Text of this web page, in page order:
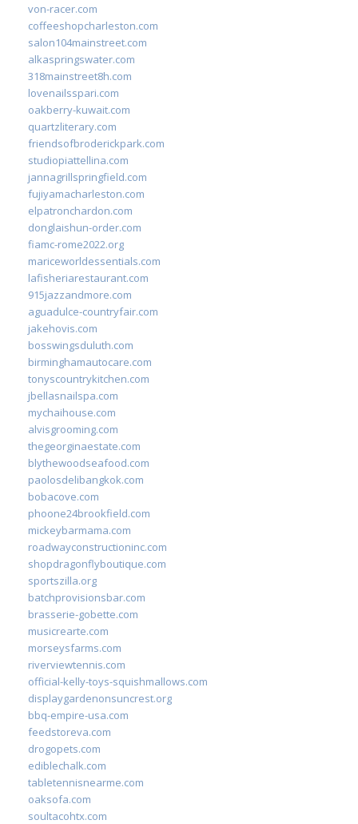
von-racer.com
coffeeshopcharleston.com
salon104mainstreet.com
alkaspringswater.com
318mainstreet8h.com
lovenailsspari.com
oakberry-kuwait.com
quartzliterary.com
friendsofbroderickpark.com
studiopiattellina.com
jannagrillspringfield.com
fujiyamacharleston.com
elpatronchardon.com
donglaishun-order.com
fiamc-rome2022.org
mariceworldessentials.com
lafisheriarestaurant.com
915jazzandmore.com
aguadulce-countryfair.com
jakehovis.com
bosswingsduluth.com
birminghamautocare.com
tonyscountrykitchen.com
jbellasnailspa.com
mychaihouse.com
alvisgrooming.com
thegeorginaestate.com
blythewoodseafood.com
paolosdelibangkok.com
bobacove.com
phoone24brookfield.com
mickeybarmama.com
roadwayconstructioninc.com
shopdragonflyboutique.com
sportszilla.org
batchprovisionsbar.com
brasserie-gobette.com
musicrearte.com
morseysfarms.com
riverviewtennis.com
official-kelly-toys-squishmallows.com
displaygardenonsuncrest.org
bbq-empire-usa.com
feedstoreva.com
drogopets.com
ediblechalk.com
tabletennisnearme.com
oaksofa.com
soultacohtx.com